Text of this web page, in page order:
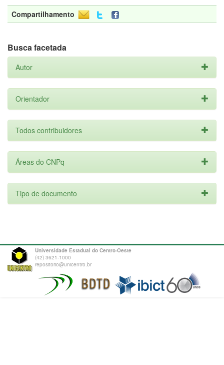
Compartilhamento
Busca facetada
Autor
Orientador
Todos contribuidores
Áreas do CNPq
Tipo de documento
Universidade Estadual do Centro-Oeste
(42) 3621-1000
repositorio@unicentro.br